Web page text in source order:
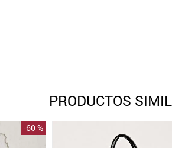
PRODUCTOS
-60 %